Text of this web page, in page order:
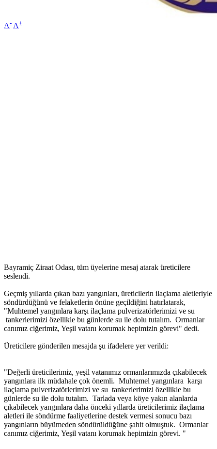
A- A+
Bayramiç Ziraat Odası, tüm üyelerine mesaj atarak üreticilere
seslendi.
Geçmiş yıllarda çıkan bazı yangınları, üreticilerin ilaçlama aletleriyle
söndürdüğünü ve felaketlerin önüne geçildiğini hatırlatarak,
"Muhtemel yangınlara karşı ilaçlama pulverizatörlerimizi ve su
tankerlerimizi özellikle bu günlerde su ile dolu tutalım. Ormanlar
canımız ciğerimiz, Yeşil vatanı korumak hepimizin görevi" dedi.
Üreticilere gönderilen mesajda şu ifadelere yer verildi:
"Değerli üreticilerimiz, yeşil vatanımız ormanlarımızda çıkabilecek
yangınlara ilk müdahale çok önemli. Muhtemel yangınlara karşı
ilaçlama pulverizatörlerimizi ve su tankerlerimizi özellikle bu
günlerde su ile dolu tutalım. Tarlada veya köye yakın alanlarda
çıkabilecek yangınlara daha önceki yıllarda üreticilerimiz ilaçlama
aletleri ile söndürme faaliyetlerine destek vermesi sonucu bazı
yangınların büyümeden söndürüldüğüne şahit olmuştuk. Ormanlar
canımız ciğerimiz, Yeşil vatanı korumak hepimizin görevi. "